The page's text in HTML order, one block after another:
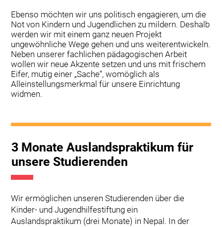
Ebenso möchten wir uns politisch engagieren, um die
Not von Kindern und Jugendlichen zu mildern. Deshalb
werden wir mit einem ganz neuen Projekt
ungewöhnliche Wege gehen und uns weiterentwickeln.
Neben unserer fachlichen pädagogischen Arbeit
wollen wir neue Akzente setzen und uns mit frischem
Eifer, mutig einer „Sache“, womöglich als
Alleinstellungsmerkmal für unsere Einrichtung
widmen.
3 Monate Auslandspraktikum für
unsere Studierenden
Wir ermöglichen unseren Studierenden über die
Kinder- und Jugendhilfestiftung ein
Auslandspraktikum (drei Monate) in Nepal. In der